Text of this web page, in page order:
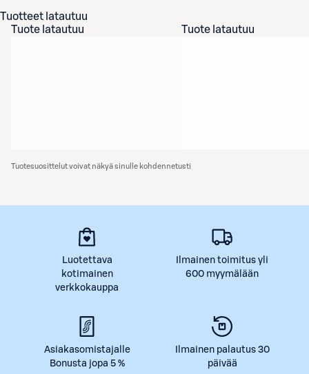
Tuotteet latautuu
Tuote latautuu
Tuote latautuu
Tuotesuosittelut voivat näkyä sinulle kohdennetusti
Luotettava
kotimainen
verkkokauppa
Ilmainen toimitus yli
600 myymälään
Asiakasomistajalle
Bonusta jopa 5 %
Ilmainen palautus 30
päivää